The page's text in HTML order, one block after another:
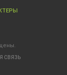
СВЯЗЬ